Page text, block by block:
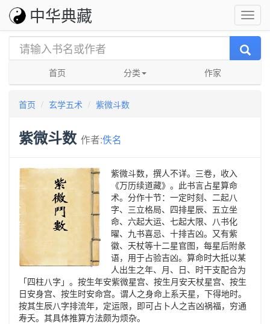
中华典藏
首页 分类 作家
首页 玄学五术 紫微斗数
紫微斗数 作者:佚名
紫微斗数，撰人不详。三卷，收入
《万历续道藏》。此书言占星算命
术。分作十节：一定时刻、二起八
字、三立格局、四排星辰、五立坐
命、六起大运、七起大限、八书化
曜、九书喜忌、十排吉凶。又有紫
徽、天杖等十二星官图，每星后附彖
语，用于占验吉凶。算命时大抵以某
人出生之年、月、日、时干支配合为
「四柱八字」。按生年安紫微星宫、按生月安天杖星宫、按生
日安身宫、按生时安命宫。谓人之身命上系天星，下得地时。
按其生辰八字排流年，定运限，即可占卜人之吉凶祸福，穷通
寿夭。其具体推算方法颇为烦杂。